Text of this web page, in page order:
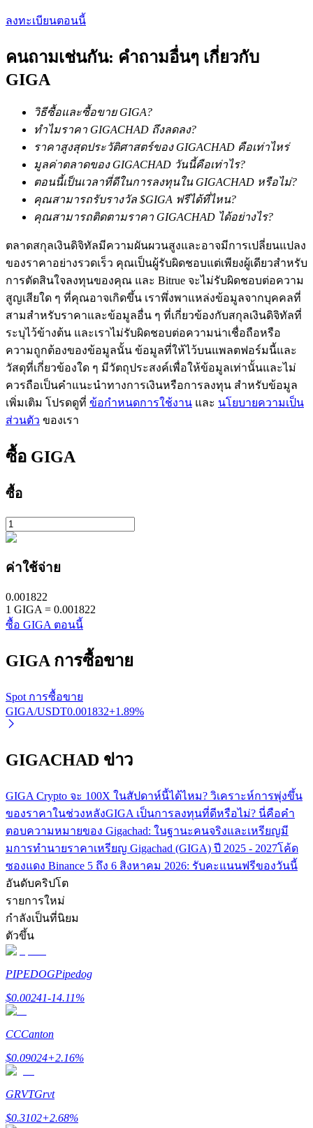
ลงทุนอัตโนมัติ
คว้าผลกำไรระยะยาวและผลประโยชน์ที่ยืดหยุ่น
เรียนรู้ Staking
เรียนรู้เกี่ยวกับการสร้างรายได้แบบพาสซีฟ
Bitrue AI
พันธมิตร Bitrue
มากถึง 65% คอมมิชชั่น!
การแนะนำ
เชิญเพื่อนเพื่อรับรางวัลเงินสด
BTC Welcome Rewards
ลงทะเบียนตอนนี้
คนถามเช่นกัน: คำถามอื่นๆ เกี่ยวกับ
GIGA
วิธีซื้อและซื้อขาย GIGA?
ทำไมราคา GIGACHAD ถึงลดลง?
ราคาสูงสุดประวัติศาสตร์ของ GIGACHAD คือเท่าไหร่
มูลค่าตลาดของ GIGACHAD วันนี้คือเท่าไร?
ตอนนี้เป็นเวลาที่ดีในการลงทุนใน GIGACHAD หรือไม่?
คุณสามารถรับรางวัล $GIGA ฟรีได้ที่ไหน?
คุณสามารถติดตามราคา GIGACHAD ได้อย่างไร?
ตลาดสกุลเงินดิจิทัลมีความผันผวนสูงและอาจมีการเปลี่ยนแปลง
ของราคาอย่างรวดเร็ว คุณเป็นผู้รับผิดชอบแต่เพียงผู้เดียวสำหรับ
การตัดสินใจลงทุนของคุณ และ Bitrue จะไม่รับผิดชอบต่อความ
สูญเสียใด ๆ ที่คุณอาจเกิดขึ้น เราพึ่งพาแหล่งข้อมูลจากบุคคลที่
สามสำหรับราคาและข้อมูลอื่น ๆ ที่เกี่ยวข้องกับสกุลเงินดิจิทัลที่
ระบุไว้ข้างต้น และเราไม่รับผิดชอบต่อความน่าเชื่อถือหรือ
ความถูกต้องของข้อมูลนั้น ข้อมูลที่ให้ไว้บนแพลตฟอร์มนี้และ
วัสดุที่เกี่ยวข้องใด ๆ มีวัตถุประสงค์เพื่อให้ข้อมูลเท่านั้นและไม่
ควรถือเป็นคำแนะนำทางการเงินหรือการลงทุน สำหรับข้อมูล
เพิ่มเติม โปรดดูที่ ข้อกำหนดการใช้งาน และ นโยบายความเป็น
ส่วนตัว ของเรา
ซื้อ GIGA
ซื้อ
ค่าใช้จ่าย
0.001822
1 GIGA = 0.001822
ซื้อ GIGA ตอนนี้
GIGA การซื้อขาย
Spot การซื้อขาย
GIGA/USDT0.001832+1.89%
GIGACHAD ข่าว
GIGA Crypto จะ 100X ในสัปดาห์นี้ได้ไหม? วิเคราะห์การพุ่งขึ้น
ของราคาในช่วงหลังGIGA เป็นการลงทุนที่ดีหรือไม่? นี่คือคำ
ตอบความหมายของ Gigachad: ในฐานะคนจริงและเหรียญมี
มการทำนายราคาเหรียญ Gigachad (GIGA) ปี 2025 - 2027โค้ด
ซองแดง Binance 5 ถึง 6 สิงหาคม 2026: รับคะแนนฟรีของวันนี้
อันดับคริปโต
รายการใหม่
กำลังเป็นที่นิยม
ตัวขึ้น
PIPEDOGPipedog
$0.00241-14.11%
CCCanton
$0.09024+2.16%
GRVTGrvt
$0.3102+2.68%